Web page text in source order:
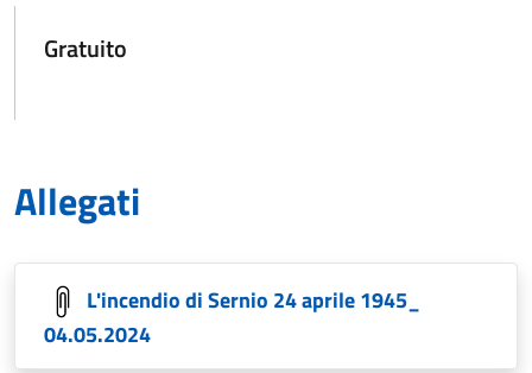
Gratuito
Allegati
L'incendio di Sernio 24 aprile 1945_
04.05.2024